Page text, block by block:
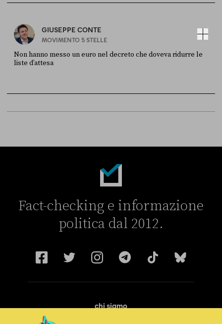
GIUSEPPE CONTE
MOVIMENTO 5 STELLE
Non hanno messo un euro nel decreto che doveva ridurre le
liste d’attesa
Fact-checking e informazione
politica dal 2012.
chi siamo